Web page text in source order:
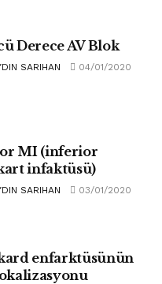
Derece AV Blok
SARIHAN 04/01/2020
MI (inferior
infaktüsü)
SARIHAN 03/01/2020
enfarktüsünün